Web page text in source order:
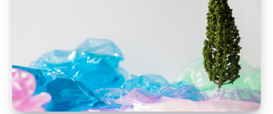
materiali
del
futuro